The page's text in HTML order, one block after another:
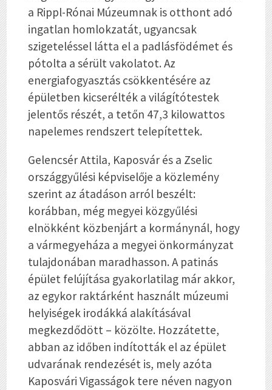
a Rippl-Rónai Múzeumnak is otthont adó
ingatlan homlokzatát, ugyancsak
szigeteléssel látta el a padlásfödémet és
pótolta a sérült vakolatot. Az
energiafogyasztás csökkentésére az
épületben kicserélték a világítótestek
jelentős részét, a tetőn 47,3 kilowattos
napelemes rendszert telepítettek.
Gelencsér Attila, Kaposvár és a Zselic
országgyűlési képviselője a közlemény
szerint az átadáson arról beszélt:
korábban, még megyei közgyűlési
elnökként közbenjárt a kormánynál, hogy
a vármegyeháza a megyei önkormányzat
tulajdonában maradhasson. A patinás
épület felújítása gyakorlatilag már akkor,
az egykor raktárként használt múzeumi
helyiségek irodákká alakításával
megkezdődött – közölte. Hozzátette,
abban az időben indították el az épület
udvarának rendezését is, mely azóta
Kaposvári Vigasságok tere néven nagyon